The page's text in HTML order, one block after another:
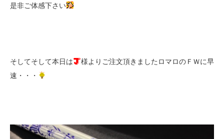
是非ご体感下さい
そしてそして本日は
様よりご注文頂きましたロマロのＦＷに早
速・・・